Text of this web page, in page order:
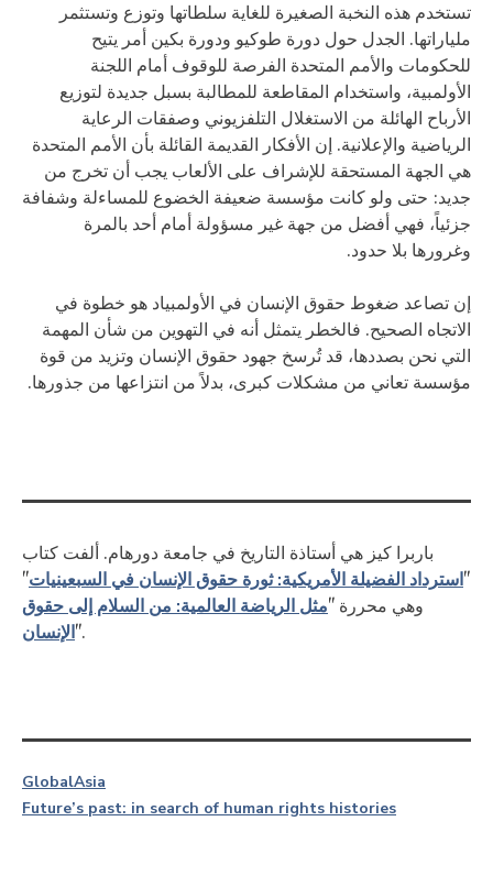
تستخدم هذه النخبة الصغيرة للغاية سلطاتها وتوزع وتستثمر
ملياراتها. الجدل حول دورة طوكيو ودورة بكين أمر يتيح
للحكومات والأمم المتحدة الفرصة للوقوف أمام اللجنة
الأولمبية، واستخدام المقاطعة للمطالبة بسبل جديدة لتوزيع
الأرباح الهائلة من الاستغلال التلفزيوني وصفقات الرعاية
الرياضية والإعلانية. إن الأفكار القديمة القائلة بأن الأمم المتحدة
هي الجهة المستحقة للإشراف على الألعاب يجب أن تخرج من
جديد: حتى ولو كانت مؤسسة ضعيفة الخضوع للمساءلة وشفافة
جزئياً، فهي أفضل من جهة غير مسؤولة أمام أحد بالمرة
وغرورها بلا حدود.
إن تصاعد ضغوط حقوق الإنسان في الأولمبياد هو خطوة في
الاتجاه الصحيح. فالخطر يتمثل أنه في التهوين من شأن المهمة
التي نحن بصددها، قد تُرسخ جهود حقوق الإنسان وتزيد من قوة
مؤسسة تعاني من مشكلات كبرى، بدلاً من انتزاعها من جذورها.
باربرا كيز هي أستاذة التاريخ في جامعة دورهام. ألفت كتاب
"استرداد الفضيلة الأمريكية: ثورة حقوق الإنسان في السبعينيات"
وهي محررة "مثل الرياضة العالمية: من السلام إلى حقوق
الإنسان".
GlobalAsia
Future’s past: in search of human rights histories